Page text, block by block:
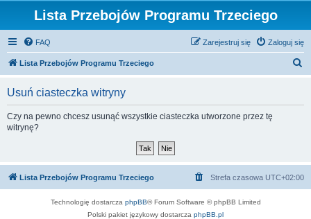
Lista Przebojów Programu Trzeciego
FAQ Zaloguj się
Zarejestruj się
Lista Przebojów Programu Trzeciego
Usuń ciasteczka witryny
Czy na pewno chcesz usunąć wszystkie ciasteczka utworzone przez tę
witrynę?
Lista Przebojów Programu Trzeciego Strefa czasowa UTC+02:00
Technologię dostarcza phpBB® Forum Software © phpBB Limited
Polski pakiet językowy dostarcza phpBB.pl